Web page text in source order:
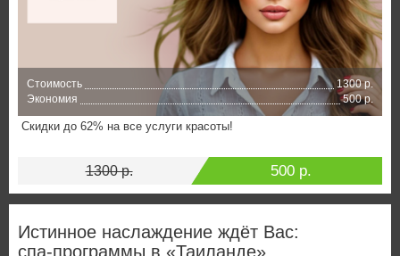
Стоимость
1300 р.
Экономия
500 р.
Скидки до 62% на все услуги красоты!
1300 р. 500 р.
Истинное наслаждение ждёт Вас:
спа‑программы в «Таиланде»